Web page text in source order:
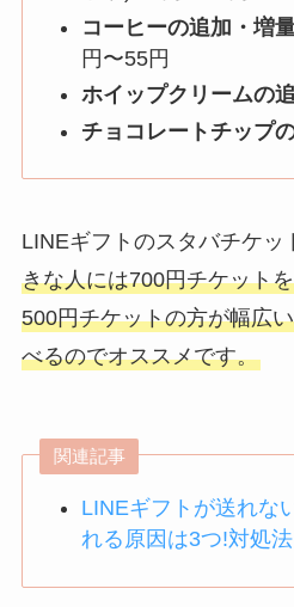
コーヒーの追加・増
円〜55円
ホイップクリームの
チョコレートチップ
LINEギフトのスタバチケッ
きな人には700円チケット
500円チケットの方が幅広
べるのでオススメです。
関連記事
LINEギフトが送れな
れる原因は3つ!対処